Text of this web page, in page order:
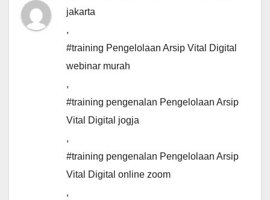
jakarta
,
#training Pengelolaan Arsip Vital Digital
webinar murah
,
#training pengenalan Pengelolaan Arsip
Vital Digital jogja
,
#training pengenalan Pengelolaan Arsip
Vital Digital online zoom
,